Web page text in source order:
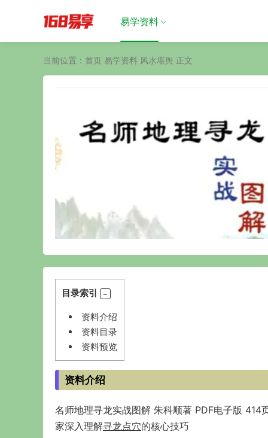
易学资料
当前位置： 首页 易学资料 风水堪舆 正文
目录索引
资料介绍
资料目录
资料预览
资料介绍
名师地理寻龙实战图解 朱科顺著 PDF电子版 414
家深入理解寻龙点穴的核心技巧